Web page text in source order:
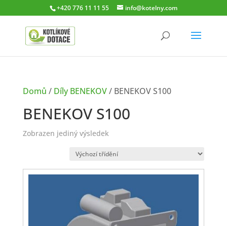
+420 776 11 11 55 info@kotelny.com
Domů / Díly BENEKOV/ BENEKOV S100
BENEKOV S100
Zobrazen jediný výsledek